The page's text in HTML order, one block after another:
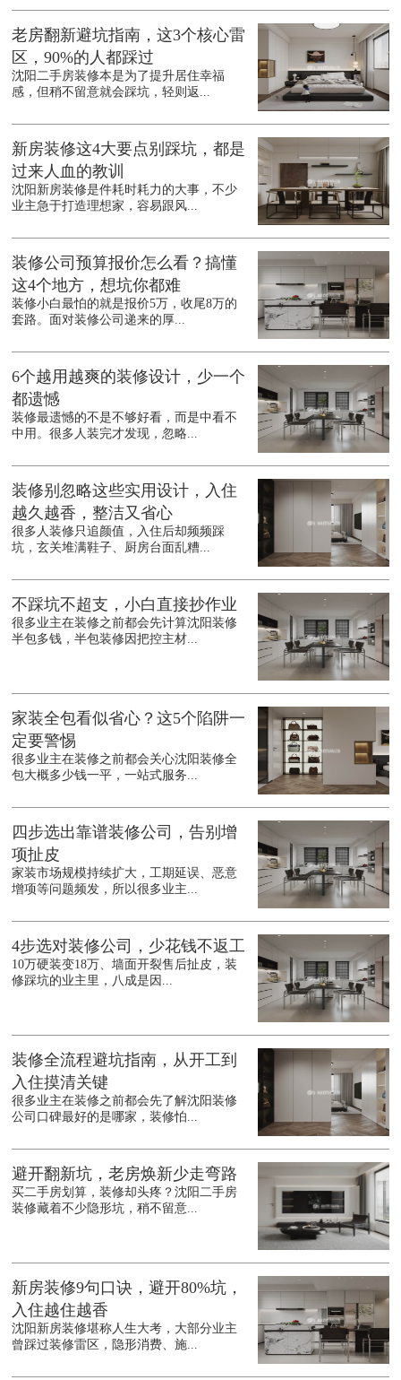
老房翻新避坑指南，这3个核心雷
区，90%的人都踩过
沈阳二手房装修本是为了提升居住幸福
感，但稍不留意就会踩坑，轻则返...
新房装修这4大要点别踩坑，都是
过来人血的教训
沈阳新房装修是件耗时耗力的大事，不少
业主急于打造理想家，容易跟风...
装修公司预算报价怎么看？搞懂
这4个地方，想坑你都难
装修小白最怕的就是报价5万，收尾8万的
套路。面对装修公司递来的厚...
6个越用越爽的装修设计，少一个
都遗憾
装修最遗憾的不是不够好看，而是中看不
中用。很多人装完才发现，忽略...
装修别忽略这些实用设计，入住
越久越香，整洁又省心
很多人装修只追颜值，入住后却频频踩
坑，玄关堆满鞋子、厨房台面乱糟...
不踩坑不超支，小白直接抄作业
很多业主在装修之前都会先计算沈阳装修
半包多钱，半包装修因把控主材...
家装全包看似省心？这5个陷阱一
定要警惕
很多业主在装修之前都会关心沈阳装修全
包大概多少钱一平，一站式服务...
四步选出靠谱装修公司，告别增
项扯皮
家装市场规模持续扩大，工期延误、恶意
增项等问题频发，所以很多业主...
4步选对装修公司，少花钱不返工
10万硬装变18万、墙面开裂售后扯皮，装
修踩坑的业主里，八成是因...
装修全流程避坑指南，从开工到
入住摸清关键
很多业主在装修之前都会先了解沈阳装修
公司口碑最好的是哪家，装修怕...
避开翻新坑，老房焕新少走弯路
买二手房划算，装修却头疼？沈阳二手房
装修藏着不少隐形坑，稍不留意...
新房装修9句口诀，避开80%坑，
入住越住越香
沈阳新房装修堪称人生大考，大部分业主
曾踩过装修雷区，隐形消费、施...